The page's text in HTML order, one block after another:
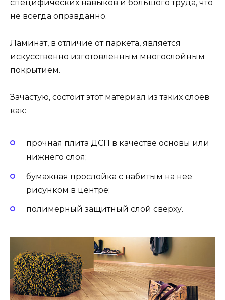
специфических навыков и большого труда, что
не всегда оправданно.
Ламинат, в отличие от паркета, является
искусственно изготовленным многослойным
покрытием.
Зачастую, состоит этот материал из таких слоев
как:
прочная плита ДСП в качестве основы или
нижнего слоя;
бумажная прослойка с набитым на нее
рисунком в центре;
полимерный защитный слой сверху.